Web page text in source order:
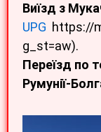
Виїзд з
UPG https://
g_st=aw).
Переїзд по
Румунії-